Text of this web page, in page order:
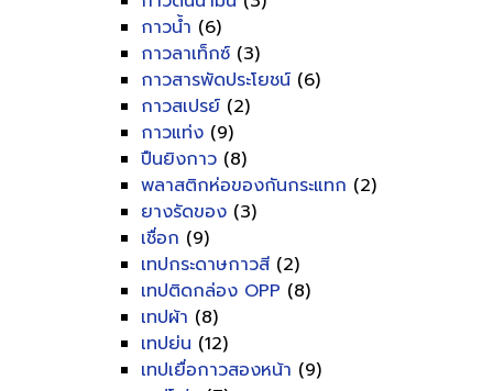
กาวน้ำ (6)
กาวลาเท็กซ์ (3)
กาวสารพัดประโยชน์ (6)
กาวสเปรย์ (2)
กาวแท่ง (9)
ปืนยิงกาว (8)
พลาสติกห่อของกันกระแทก (2)
ยางรัดของ (3)
เชื่อก (9)
เทปกระดาษกาวสี (2)
เทปติดกล่อง OPP (8)
เทปผ้า (8)
เทปย่น (12)
เทปเยื่อกาวสองหน้า (9)